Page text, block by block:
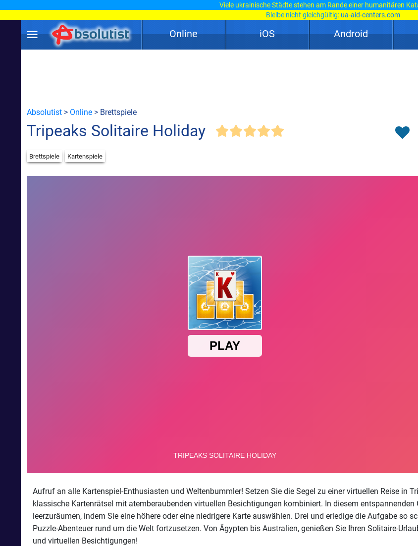
Viele ukrainische Städte stehen am Rande einer humanitären
Bleibe nicht gleichgültig: ua-aid-centers.com
Online iOS Android
Absolutist > Online > Brettspiele
Tripeaks Solitaire Holiday
Brettspiele Kartenspiele
Aufruf an alle Kartenspiel-Enthusiasten und Weltenbummler! Setzen Sie die Segel zu einer virtuellen Reise in
klassische Kartenrätsel mit atemberaubenden virtuellen Besichtigungen kombiniert. In diesem
leerzuräumen, indem Sie eine höhere oder eine niedrigere Karte auswählen. Drei und erledige die Aufgabe so
Puzzle-Abenteuer rund um die Welt fortzusetzen. Von Ägypten bis Australien, genießen Sie Ihren Solitaire-
und virtuellen Besichtigungen!